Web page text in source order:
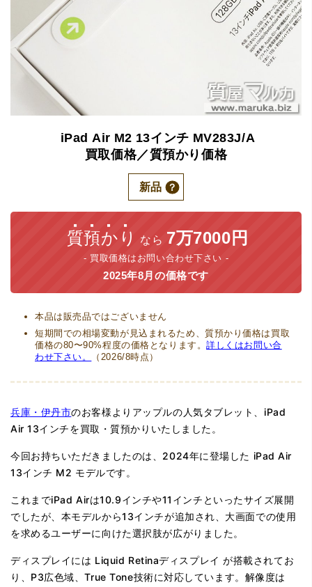
iPad Air M2 13インチ MV283J/A
買取価格／質預かり価格
新品
質預かり なら 7万7000円
買取価格はお問い合わせ下さい
2025年8月の価格です
本品は販売品ではございません
短期間での相場変動が見込まれるため、質預かり価格は買取
価格の80〜90%程度の価格となります。詳しくはお問い合
わせ下さい。
（2026/8時点）
兵庫・伊丹市のお客様よりアップルの人気タブレット、iPad
Air 13インチを買取・質預かりいたしました。
今回お持ちいただきましたのは、2024年に登場した iPad Air
13インチ M2 モデルです。
これまでiPad Airは10.9インチや11インチといったサイズ展開
でしたが、本モデルから13インチが追加され、大画面での使用
を求めるユーザーに向けた選択肢が広がりました。
ディスプレイには Liquid Retinaディスプレイ が搭載されてお
り、P3広色域、True Tone技術に対応しています。解像度は